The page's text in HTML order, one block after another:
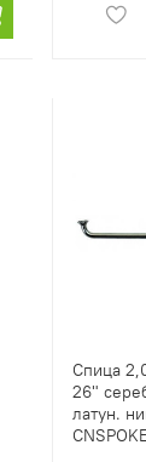
Спица
26"
латун.